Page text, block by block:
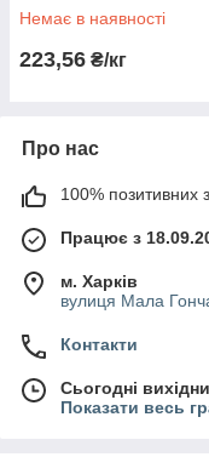
Немає в наявності
223,56 ₴/кг
Про нас
100% позитивних з
Працює з
м. Харків
вулиця Мала
Контакти
Сьогодні
Показати весь